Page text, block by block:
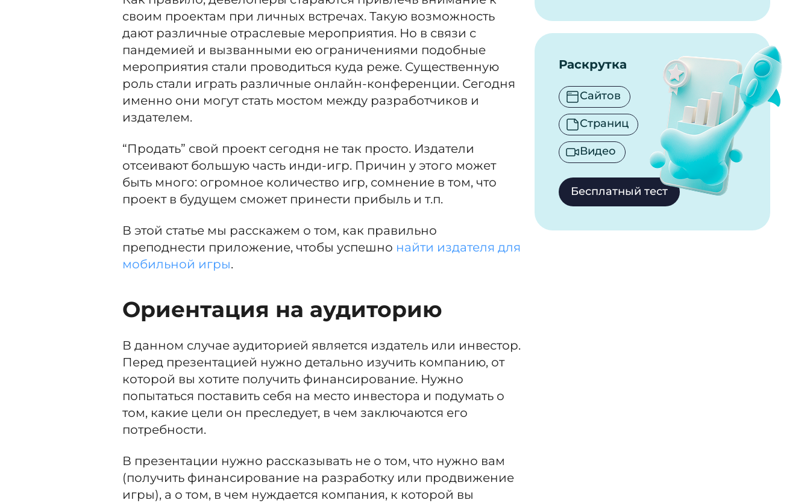
своим проектам при личных встречах. Такую возможность
дают различные отраслевые мероприятия. Но в связи с
пандемией и вызванными ею ограничениями подобные
мероприятия стали проводиться куда реже. Существенную
роль стали играть различные онлайн-конференции. Сегодня
именно они могут стать мостом между разработчиков и
издателем.
“Продать” свой проект сегодня не так просто. Издатели
отсеивают большую часть инди-игр. Причин у этого может
быть много: огромное количество игр, сомнение в том, что
проект в будущем сможет принести прибыль и т.п.
В этой статье мы расскажем о том, как правильно
преподнести приложение, чтобы успешно найти издателя для
мобильной игры.
Ориентация на аудиторию
В данном случае аудиторией является издатель или инвестор.
Перед презентацией нужно детально изучить компанию, от
которой вы хотите получить финансирование. Нужно
попытаться поставить себя на место инвестора и подумать о
том, какие цели он преследует, в чем заключаются его
потребности.
В презентации нужно рассказывать не о том, что нужно вам
(получить финансирование на разработку или продвижение
игры), а о том, в чем нуждается компания, к которой вы
Раскрутка
Сайтов
Страниц
Видео
Бесплатный тест